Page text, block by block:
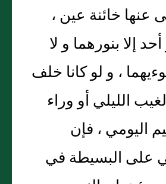
عنها خائنة عين ،
إلا بنورهما و لا
، و لو كانا خلف
الليلي أو وراء
اليومي ، فإن
على البسيطة في